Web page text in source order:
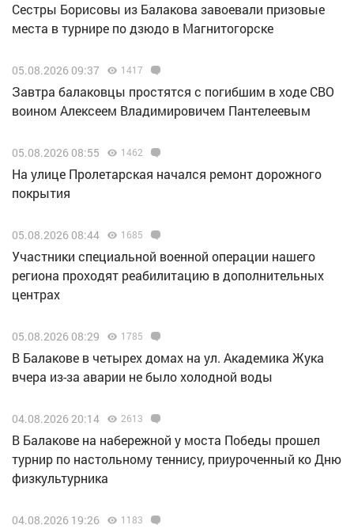
Сестры Борисовы из Балакова завоевали призовые
места в турнире по дзюдо в Магнитогорске
05.08.2026 09:37 1417
Завтра балаковцы простятся с погибшим в ходе СВО
воином Алексеем Владимировичем Пантелеевым
05.08.2026 08:55 1462
На улице Пролетарская начался ремонт дорожного
покрытия
05.08.2026 08:44 1685
Участники специальной военной операции нашего
региона проходят реабилитацию в дополнительных
центрах
05.08.2026 08:29 1785
В Балакове в четырех домах на ул. Академика Жука
вчера из-за аварии не было холодной воды
04.08.2026 20:14 2613
В Балакове на набережной у моста Победы прошел
турнир по настольному теннису, приуроченный ко Дню
физкультурника
04.08.2026 19:26 1183